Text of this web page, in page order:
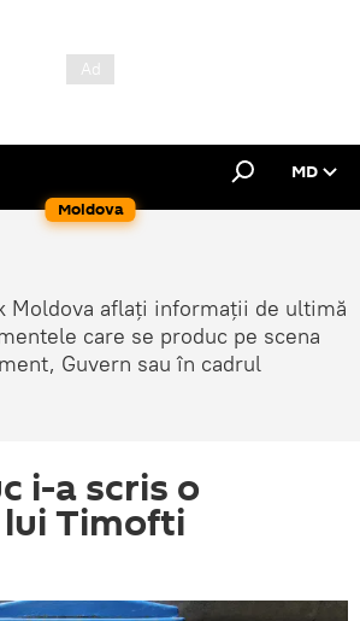
Moldova
MD
Moldova aflați informații de ultimă
care se produc pe scena
Guvern sau în cadrul
i-a scris o
Timofti